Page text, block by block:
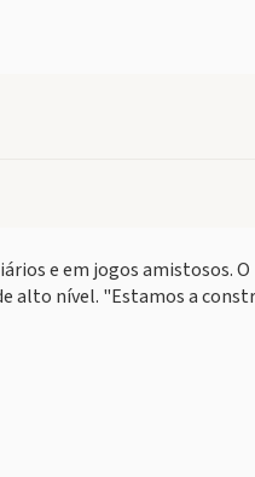
e em jogos amistosos. O
alto nível. "Estamos a